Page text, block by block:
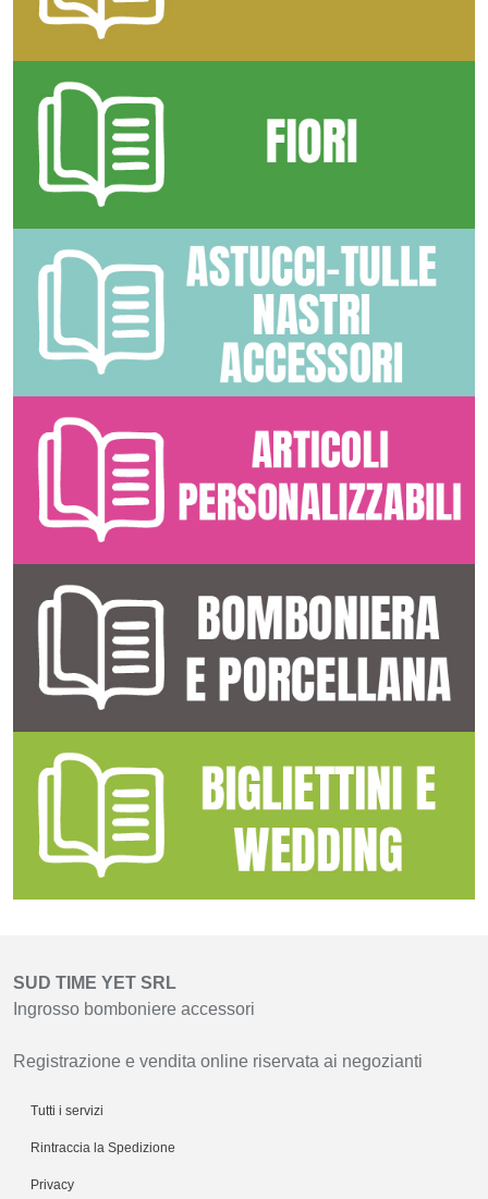
SUD TIME YET SRL
Ingrosso bomboniere accessori
Registrazione e vendita online riservata ai negozianti
Tutti i servizi
Rintraccia la Spedizione
Privacy